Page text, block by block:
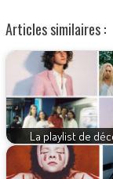
Articles similaires :
La playlist de